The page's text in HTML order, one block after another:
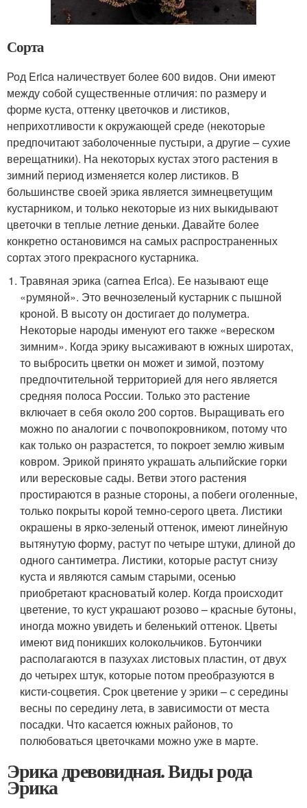
Сорта
Род Erica наличествует более 600 видов. Они имеют
между собой существенные отличия: по размеру и
форме куста, оттенку цветочков и листиков,
неприхотливости к окружающей среде (некоторые
предпочитают заболоченные пустыри, а другие – сухие
верещатники). На некоторых кустах этого растения в
зимний период изменяется колер листиков. В
большинстве своей эрика является зимнецветущим
кустарником, и только некоторые из них выкидывают
цветочки в теплые летние деньки. Давайте более
конкретно остановимся на самых распространенных
сортах этого прекрасного кустарника.
Травяная эрика (carnea Еrica). Ее называют еще
«румяной». Это вечнозеленый кустарник с пышной
кроной. В высоту он достигает до полуметра.
Некоторые народы именуют его также «вереском
зимним». Когда эрику высаживают в южных широтах,
то выбросить цветки он может и зимой, поэтому
предпочтительной территорией для него является
средняя полоса России. Только это растение
включает в себя около 200 сортов. Выращивать его
можно по аналогии с почвопокровником, потому что
как только он разрастется, то покроет землю живым
ковром. Эрикой принято украшать альпийские горки
или вересковые сады. Ветви этого растения
простираются в разные стороны, а побеги оголенные,
только покрыты корой темно-серого цвета. Листики
окрашены в ярко-зеленый оттенок, имеют линейную
вытянутую форму, растут по четыре штуки, длиной до
одного сантиметра. Листики, которые растут снизу
куста и являются самым старыми, осенью
приобретают красноватый колер. Когда происходит
цветение, то куст украшают розово – красные бутоны,
иногда можно увидеть и беленький оттенок. Цветы
имеют вид поникших колокольчиков. Бутончики
располагаются в пазухах листовых пластин, от двух
до четырех штук, которые потом преобразуются в
кисти-соцветия. Срок цветение у эрики – с середины
весны по середину лета, в зависимости от места
посадки. Что касается южных районов, то
полюбоваться цветочками можно уже в марте.
Эрика древовидная. Виды рода
Эрика